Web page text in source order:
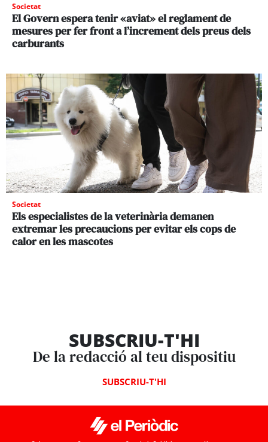
Societat
El Govern espera tenir «aviat» el reglament de
mesures per fer front a l’increment dels preus dels
carburants
Societat
Els especialistes de la veterinària demanen
extremar les precaucions per evitar els cops de
calor en les mascotes
SUBSCRIU-T'HI
De la redacció al teu dispositiu
SUBSCRIU-T'HI